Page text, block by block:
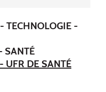
TECHNOLOGIE -
SANTÉ
UFR DE SANTÉ